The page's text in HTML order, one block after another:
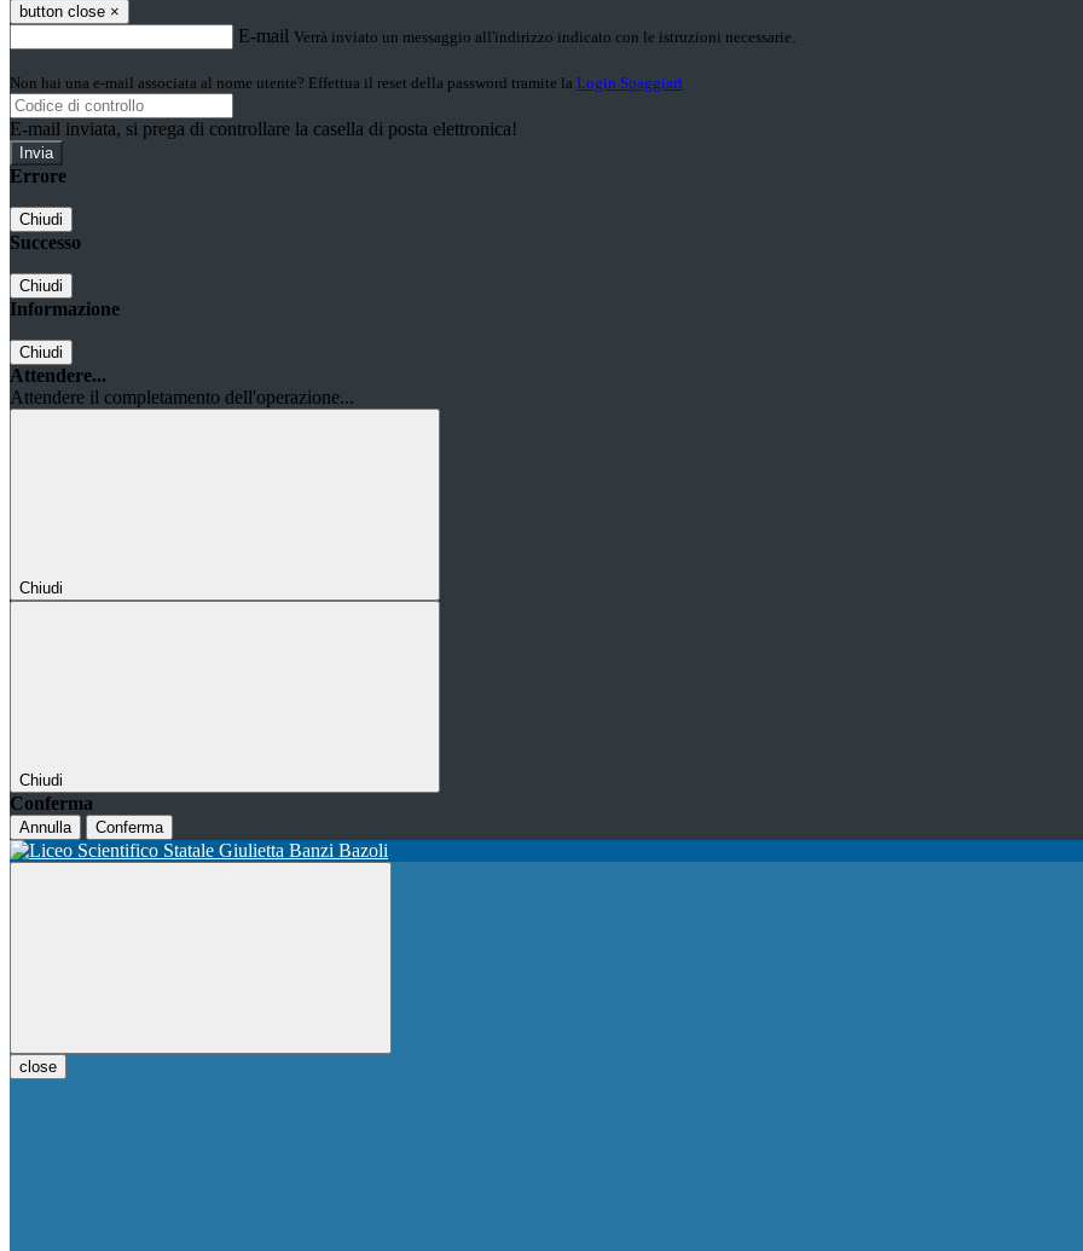
button close ×
E-mail Verrà inviato un messaggio all'indirizzo indicato con le istruzioni necessarie.
Non hai una e-mail associata al nome utente? Effettua il reset della password tramite la Login Spaggiari
E-mail inviata, si prega di controllare la casella di posta elettronica!
Errore
Chiudi
Successo
Chiudi
Informazione
Chiudi
Attendere...
Attendere il completamento dell'operazione...
Chiudi
Chiudi
Conferma
Annulla Conferma
close